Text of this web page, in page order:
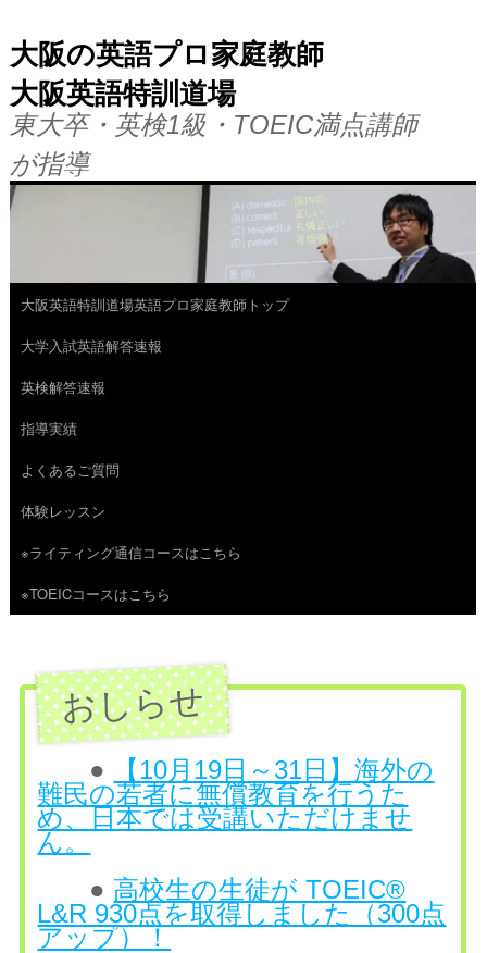
大阪の英語プロ家庭教師
大阪英語特訓道場
東大卒・英検1級・TOEIC満点講師
が指導
コ
ン
テ
ン
ツ
へ
ス
キ
大阪英語特訓道場英語プロ家庭教師トップ
大学入試英語解答速報
英検解答速報
指導実績
よくあるご質問
体験レッスン
※ライティング通信コースはこちら
※TOEICコースはこちら
●
【10月19日～31日】海外の
難民の若者に無償教育を行うた
め、日本では受講いただけませ
ん。
● 高校生の生徒が TOEIC®
L&R 930点を取得しました（300点
アップ）！